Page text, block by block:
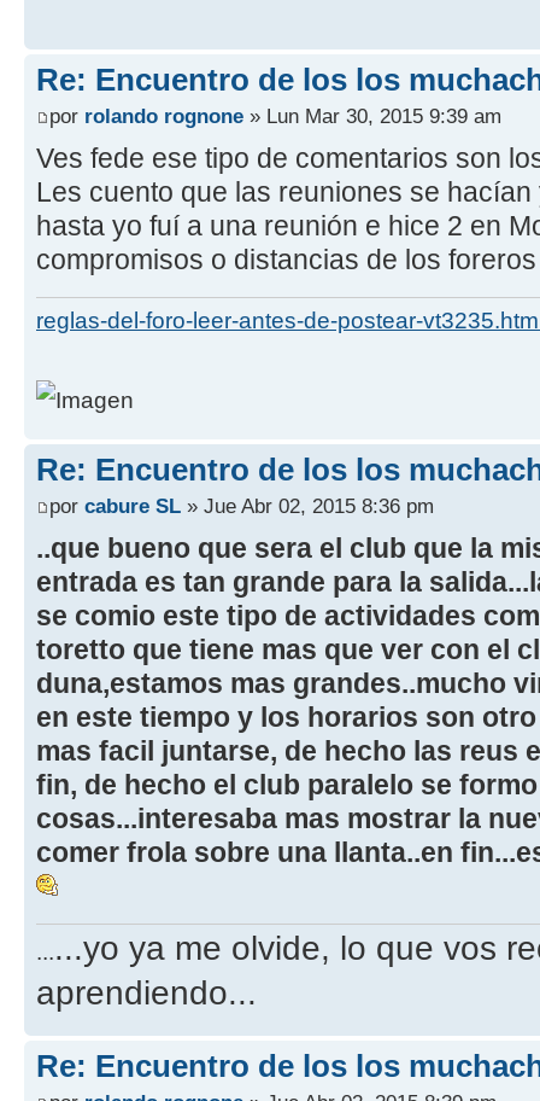
Re: Encuentro de los los
por rolando rognone » Lun Mar 30, 2015 9:39 am
Ves fede ese tipo de comentarios son
Les cuento que las reuniones se
hasta yo fuí a una reunión e hice 2 en
compromisos o distancias de los
reglas-del-foro-leer-antes-de-postear-
Re: Encuentro de los los
por cabure SL » Jue Abr 02, 2015 8:36 pm
..que bueno que sera el club que la
entrada es tan grande para la
se comio este tipo de actividades
toretto que tiene mas que ver con el
duna,estamos mas grandes..mucho
en este tiempo y los horarios son
mas facil juntarse, de hecho las reus
fin, de hecho el club paralelo se
cosas...interesaba mas mostrar la
comer frola sobre una llanta..en
......yo ya me olvide, lo que vos
aprendiendo...
Re: Encuentro de los los